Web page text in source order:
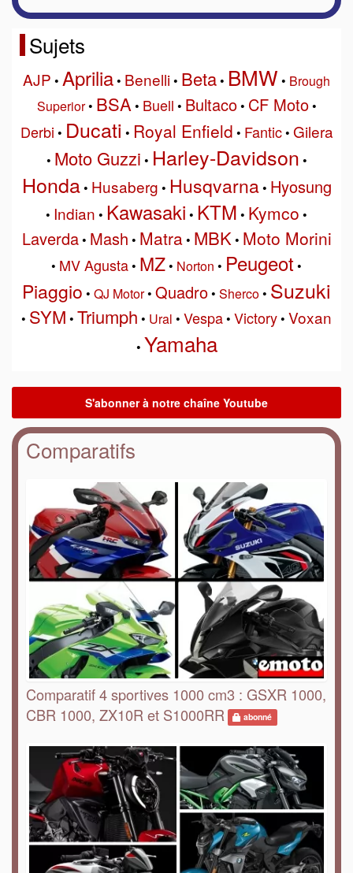
Sujets
AJP • Aprilia• Benelli• Beta• BMW • Brough
Superior• BSA• Buell • Bultaco• CF Moto•
Derbi • Ducati • Royal Enfield • Fantic• Gilera
• Moto Guzzi • Harley-Davidson •
Honda• Husaberg • Husqvarna• Hyosung
• Indian • Kawasaki • KTM • Kymco •
Laverda• Mash • Matra• MBK• Moto Morini
• MV Agusta• MZ• Norton • Peugeot •
Piaggio • QJ Motor• Quadro• Sherco• Suzuki
• SYM • Triumph • Ural • Vespa• Victory• Voxan
• Yamaha
Comparatifs
Comparatif 4 sportives 1000 cm3 : GSXR 1000,
CBR 1000, ZX10R et S1000RR
abonné